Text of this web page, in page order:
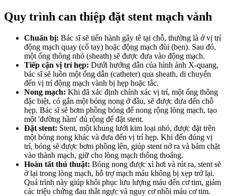
Quy trình can thiệp đặt stent mạch vành
Chuẩn bị: Bác sĩ sẽ tiến hành gây tê tại chỗ, thường là ở vị trí
động mạch quay (cổ tay) hoặc động mạch đùi (bẹn). Sau đó,
một ống thông nhỏ (sheath) sẽ được đưa vào động mạch.
Tiếp cận vị trí hẹp: Dưới hướng dẫn của hình ảnh X-quang,
bác sĩ sẽ luồn một ống dẫn (catheter) qua sheath, di chuyển
đến vị trí động mạch vành bị hẹp hoặc tắc.
Nong mạch: Khi đã xác định chính xác vị trí, một ống thông
đặc biệt, có gắn một bóng nong ở đầu, sẽ được đưa đến chỗ
hẹp. Bác sĩ sẽ bơm phồng bóng để nong rộng lòng mạch, tạo
một 'đường hầm' đủ rộng để đặt stent.
Đặt stent: Stent, một khung lưới kim loại nhỏ, được đặt trên
một bóng nong khác và đưa đến vị trí hẹp. Khi đến đúng vị
trí, bóng sẽ được bơm phồng lên, giúp stent nở ra và bám chặt
vào thành mạch, giữ cho lòng mạch thông thoáng.
Hoàn tất thủ thuật: Bóng nong được xì hơi và rút ra, stent sẽ
ở lại trong lòng mạch, hỗ trợ mạch máu không bị xẹp trở lại.
Quá trình này giúp khôi phục lưu lượng máu đến cơ tim, giảm
các triệu chứng đau thắt ngực và nguy cơ nhồi máu cơ tim.